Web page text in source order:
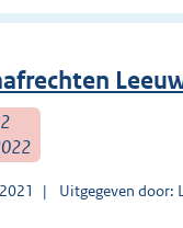
Uitgegeven door: